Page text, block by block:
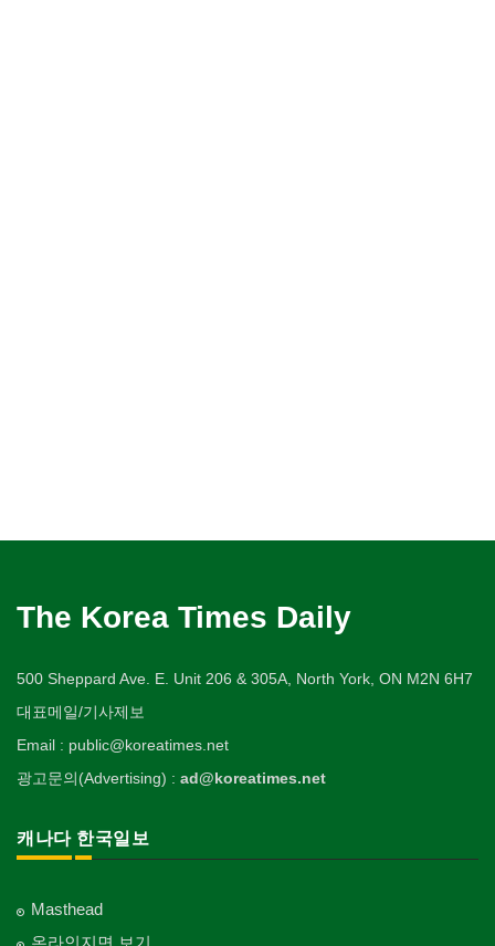
The Korea Times Daily
500 Sheppard Ave. E. Unit 206 & 305A, North York, ON M2N 6H7
대표메일/기사제보
Email : public@koreatimes.net
광고문의(Advertising) : ad@koreatimes.net
캐나다 한국일보
Masthead